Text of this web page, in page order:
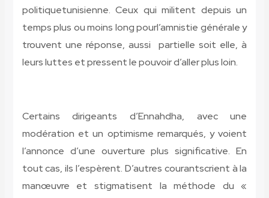
politiquetunisienne. Ceux qui militent depuis un
temps plus ou moins long pourl’amnistie générale y
trouvent une réponse, aussi partielle soit elle, à
leursluttes et pressent le pouvoir d’aller plus loin.
Certains dirigeants d’Ennahdha,
avec une
modération et un optimisme remarqués, y voient
l’annonce d’une ouverture plus significative. En
tout cas, ils l’espèrent. D’autres courantscrient à la
manœuvre et stigmatisent la méthode du «